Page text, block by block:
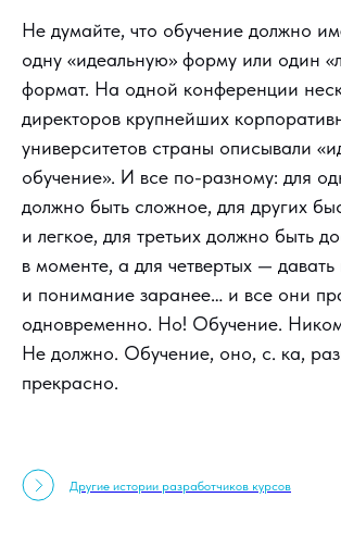
Не думайте, что обучение должно
одну «идеальную» форму или один
формат. На одной конференции
директоров крупнейших
университетов страны описывали
обучение». И все по-разному: для
должно быть сложное, для других
и легкое, для третьих должно быть
в моменте, а для четвертых — давать
и понимание заранее… и все они
одновременно. Но! Обучение.
Не должно. Обучение, оно, с. ка,
прекрасно.
Другие истории разработчиков курсов